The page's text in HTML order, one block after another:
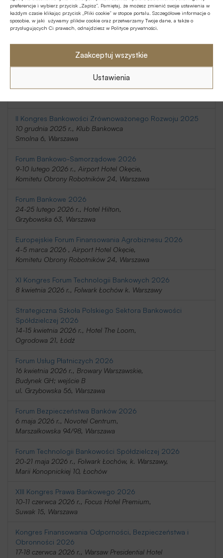
preferencje i wybierz przycisk „Zapisz”. Pamiętaj, że możesz zmienić swoje ustawienia w
każdym czasie klikając przycisk „Pliki cookie” w stopce portalu. Szczegółowe informacje o
sposobie, w jaki używamy plików cookie oraz przetwarzamy Twoje dane, a także o
przysługujących Ci prawach, odnajdziesz w Polityce prywatności.
Zaakceptuj wszystkie
Ustawienia
20-21 listopada 2025 r., Holiday Inn
Telimeny 1, Józefów
Belwederska 23, Warszawa
9 grudnia 2025 r., Novotel Centrum,
II Kongres Bankowości Zrównoważonego Rozwoju 2025
10 grudnia 2025 r., Klub Bankowca
Smolna 6, Warszawa
Forum Bankowo-Samorządowe 2026
9-10 lutego 2026 r., Airport Hotel Okęcie,
Komitetu Obrony Robotników 24, Warszawa
Forum Bankowe 2026
24-25 lutego 2026 r., Hotel Hilton,
Grzybowska 63, Warszawa
Europejskie Forum Finansowania Agrobiznesu 2026
4-5 marca 2026 , Airport Hotel Okęcie,
Komitetu Obrony Robotników 24, Warszawa
XI Kongres Forum Technologii Bankowych 2026
8 kwietnia 2026 r., Folwark Łochów k. Warszawy
Strategiczna Szkoła Polskiego Sektora Bankowości
Spółdzielczej 2026
14-15 kwietnia 2026 r., Hotel The Loom,
Ogrodowa 21, Łódź
Forum Usług Płatniczych 2026
16 kwietnia 2026 r., Browary Warszawskie,
Budynek GH; wejście B
ul. Grzybowska 56, Warszawa
Forum Bezpieczeństwa Banków 2026
6 maja 2026 r., Novotel Centrum,
Marszałkowska 94/98, Warszawa
Forum Technologii Bankowości Spółdzielczej 2026
20-21 maja 2026 r., Folwark Łochów, k. Warszawy,
Marii Konopnickiej 10, Łochów
XIII Kongres Prawa Bankowego 2026
10-11 czerwca 2026 r., Focus Hotel Premium,
Suwak 15, Warszawa
Kongres Finansowania Odporności, Bezpieczeństwa i
Obronności 2026
17-18 czerwca 2026 r., Warsaw Presidential Hotel